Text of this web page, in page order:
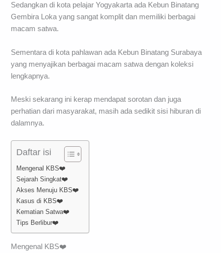
Sedangkan di kota pelajar Yogyakarta ada Kebun Binatang
Gembira Loka yang sangat komplit dan memiliki berbagai
macam satwa.
Sementara di kota pahlawan ada Kebun Binatang Surabaya
yang menyajikan berbagai macam satwa dengan koleksi
lengkapnya.
Meski sekarang ini kerap mendapat sorotan dan juga
perhatian dari masyarakat, masih ada sedikit sisi hiburan di
dalamnya.
Daftar isi
Mengenal KBS❤️
Sejarah Singkat❤️
Akses Menuju KBS❤️
Kasus di KBS❤️
Kematian Satwa❤️
Tips Berlibur❤️
Mengenal KBS❤️